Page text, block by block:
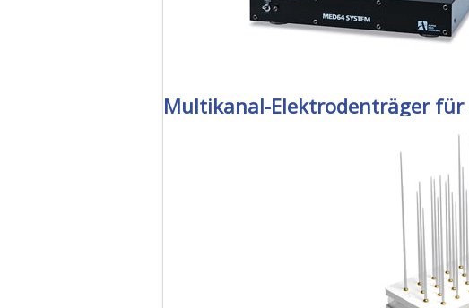
Multikanal-Elektrodenträger für